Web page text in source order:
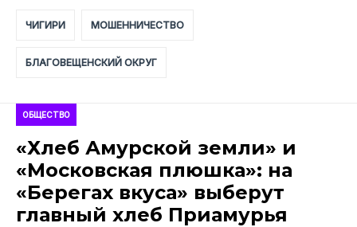
ЧИГИРИ МОШЕННИЧЕСТВО
БЛАГОВЕЩЕНСКИЙ ОКРУГ
ОБЩЕСТВО
«Хлеб Амурской земли» и
«Московская плюшка»: на
«Берегах вкуса» выберут
главный хлеб Приамурья